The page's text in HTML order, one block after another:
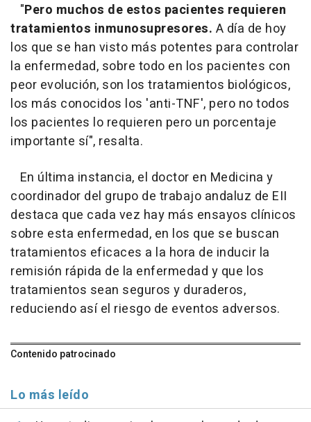
"Pero muchos de estos pacientes requieren
tratamientos inmunosupresores. A día de hoy
los que se han visto más potentes para controlar
la enfermedad, sobre todo en los pacientes con
peor evolución, son los tratamientos biológicos,
los más conocidos los 'anti-TNF', pero no todos
los pacientes lo requieren pero un porcentaje
importante sí", resalta.
En última instancia, el doctor en Medicina y
coordinador del grupo de trabajo andaluz de EII
destaca que cada vez hay más ensayos clínicos
sobre esta enfermedad, en los que se buscan
tratamientos eficaces a la hora de inducir la
remisión rápida de la enfermedad y que los
tratamientos sean seguros y duraderos,
reduciendo así el riesgo de eventos adversos.
Contenido patrocinado
Lo más leído